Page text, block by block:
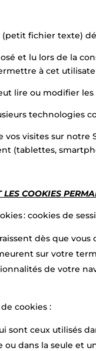
fichier texte)
et lu lors de la
à cet
lire ou modifier
technologies
vos visites sur
(tablettes,
LES COOKIES
: cookies de
dès que vous
sur votre
de votre
cookies :
sont ceux utilisés
dans la seule et